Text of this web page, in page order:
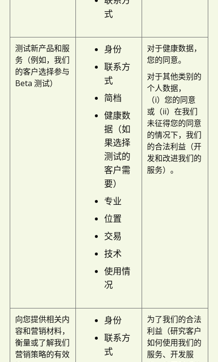
式
测试新产品和服
务（例如，我们
的客户选择参与
Beta 测试）
身份
联系方
式
简档
健康数
据（如
果选择
测试的
客户需
要）
专业
位置
交易
技术
使用情
况
对于健康数据，
您的同意。
对于其他类别的
个人数据，
（i）您的同意
或（ii）在我们
未征得您的同意
的情况下，我们
的合法利益（开
发和改进我们的
服务）。
向您提供相关内
容和营销材料，
衡量或了解我们
营销策略的有效
身份
联系方
式
为了我们的合法
利益（研究客户
如何使用我们的
服务、开发服